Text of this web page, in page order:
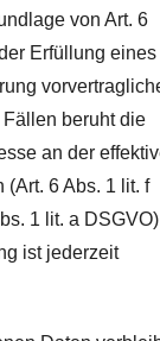
von Art. 6
Erfüllung eines
beruht die
an der
(Art. 6 Abs. 1 lit. f
1 lit. a DSGVO)
ist jederzeit